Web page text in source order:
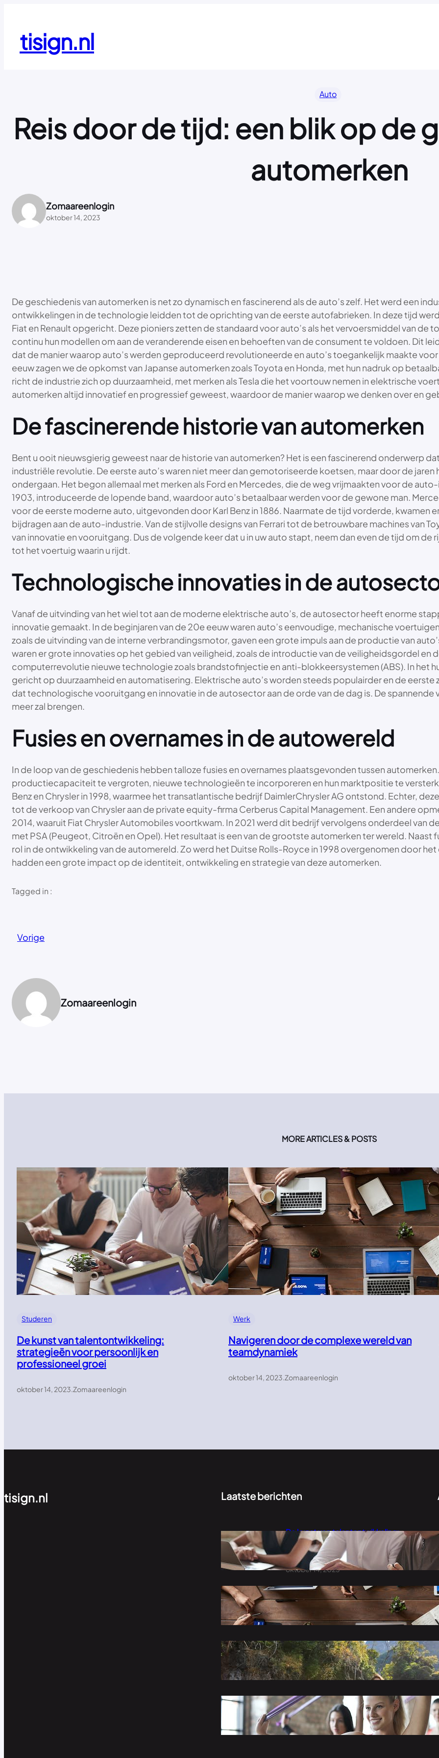
tisign.nl
Auto
Reis door de tijd: een blik op de
automerken
Zomaareenlogin
oktober 14, 2023
De geschiedenis van automerken is net zo dynamisch en fascinerend als de auto’s zelf. Het werd een
ontwikkelingen in de technologie leidden tot de oprichting van de eerste autofabrieken. In deze tijd
Fiat en Renault opgericht. Deze pioniers zetten de standaard voor auto’s als het vervoersmiddel van
continu hun modellen om aan de veranderende eisen en behoeften van de consument te voldoen. Dit
dat de manier waarop auto’s werden geproduceerd revolutioneerde en auto’s toegankelijk maakte
eeuw zagen we de opkomst van Japanse automerken zoals Toyota en Honda, met hun nadruk op
richt de industrie zich op duurzaamheid, met merken als Tesla die het voortouw nemen in elektrische
automerken altijd innovatief en progressief geweest, waardoor de manier waarop we denken over en
De fascinerende historie van automerken
Bent u ooit nieuwsgierig geweest naar de historie van automerken? Het is een fascinerend onderwerp
industriële revolutie. De eerste auto’s waren niet meer dan gemotoriseerde koetsen, maar door de
ondergaan. Het begon allemaal met merken als Ford en Mercedes, die de weg vrijmaakten voor de
1903, introduceerde de lopende band, waardoor auto’s betaalbaar werden voor de gewone man.
voor de eerste moderne auto, uitgevonden door Karl Benz in 1886. Naarmate de tijd vorderde, kwamen
bijdragen aan de auto-industrie. Van de stijlvolle designs van Ferrari tot de betrouwbare machines van
van innovatie en vooruitgang. Dus de volgende keer dat u in uw auto stapt, neem dan even de tijd om
tot het voertuig waarin u rijdt.
Technologische innovaties in de
Vanaf de uitvinding van het wiel tot aan de moderne elektrische auto’s, de autosector heeft enorme
innovatie gemaakt. In de beginjaren van de 20e eeuw waren auto’s eenvoudige, mechanische
zoals de uitvinding van de interne verbrandingsmotor, gaven een grote impuls aan de productie van
waren er grote innovaties op het gebied van veiligheid, zoals de introductie van de veiligheidsgordel en
computerrevolutie nieuwe technologie zoals brandstofinjectie en anti-blokkeersystemen (ABS). In het
gericht op duurzaamheid en automatisering. Elektrische auto’s worden steeds populairder en de eerste
dat technologische vooruitgang en innovatie in de autosector aan de orde van de dag is. De
meer zal brengen.
Fusies en overnames in de autowereld
In de loop van de geschiedenis hebben talloze fusies en overnames plaatsgevonden tussen
productiecapaciteit te vergroten, nieuwe technologieën te incorporeren en hun marktpositie te
Benz en Chrysler in 1998, waarmee het transatlantische bedrijf DaimlerChrysler AG ontstond. Echter,
tot de verkoop van Chrysler aan de private equity-firma Cerberus Capital Management. Een andere
2014, waaruit Fiat Chrysler Automobiles voortkwam. In 2021 werd dit bedrijf vervolgens onderdeel van
met PSA (Peugeot, Citroën en Opel). Het resultaat is een van de grootste automerken ter wereld.
rol in de ontwikkeling van de automereld. Zo werd het Duitse Rolls-Royce in 1998 overgenomen door
hadden een grote impact op de identiteit, ontwikkeling en strategie van deze automerken.
Tagged in :
Vorige
Zomaareenlogin
MORE ARTICLES & POSTS
Studeren
De kunst van talentontwikkeling:
strategieën voor persoonlijk en
professioneel groei
oktober 14, 2023.Zomaareenlogin
Werk
Navigeren door de complexe wereld van
teamdynamiek
oktober 14, 2023.Zomaareenlogin
tisign.nl Laatste berichten
De kunst van talentontwikkeling:
strategieën voor persoonlijk en
professioneel groei
oktober 14, 2023
Navigeren door de complexe wereld van
teamdynamiek
oktober 14, 2023
Hoe je de perfecte uitrusting kiest voor
jouw outdoor avontuur
oktober 14, 2023
Stappen naar een blessurevrije levensstijl:
hoe je jezelf kunt beschermen
oktober 14, 2023